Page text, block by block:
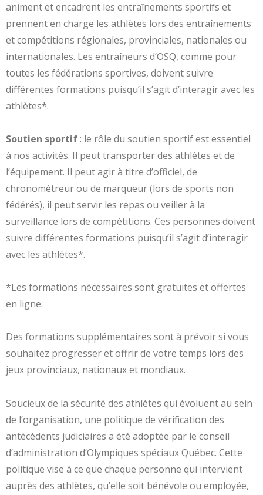
animent et encadrent les entraînements sportifs et
prennent en charge les athlètes lors des entraînements
et compétitions régionales, provinciales, nationales ou
internationales. Les entraîneurs d’OSQ, comme pour
toutes les fédérations sportives, doivent suivre
différentes formations puisqu’il s’agit d’interagir avec les
athlètes*.
Soutien sportif: le rôle du soutien sportif est essentiel
à nos activités. Il peut transporter des athlètes et de
l’équipement. Il peut agir à titre d’officiel, de
chronométreur ou de marqueur (lors de sports non
fédérés), il peut servir les repas ou veiller à la
surveillance lors de compétitions. Ces personnes doivent
suivre différentes formations puisqu’il s’agit d’interagir
avec les athlètes*.
*Les formations nécessaires sont gratuites et offertes
en ligne.
Des formations supplémentaires sont à prévoir si vous
souhaitez progresser et offrir de votre temps lors des
jeux provinciaux, nationaux et mondiaux.
Soucieux de la sécurité des athlètes qui évoluent au sein
de l’organisation, une politique de vérification des
antécédents judiciaires a été adoptée par le conseil
d’administration d’Olympiques spéciaux Québec. Cette
politique vise à ce que chaque personne qui intervient
auprès des athlètes, qu’elle soit bénévole ou employée,